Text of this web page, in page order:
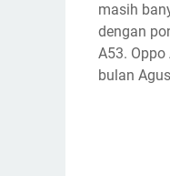
masih
dengan
A53.
bulan